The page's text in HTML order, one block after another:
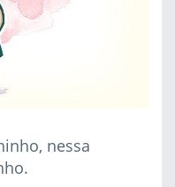
nessa